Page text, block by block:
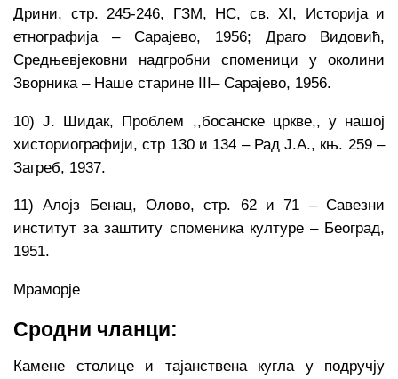
Дрини, стр. 245-246, ГЗМ, НС, св. ХI, Историја и
етнографија – Сарајево, 1956; Драго Видовић,
Средњевјековни надгробни споменици у околини
Зворника – Наше старине III– Сарајево, 1956.
10) Ј. Шидак, Проблем ,,босанске цркве,, у нашој
хисториографији, стр 130 и 134 – Рад Ј.А., књ. 259 –
Загреб, 1937.
11) Алојз Бенац, Олово, стр. 62 и 71 – Савезни
институт за заштиту споменика културе – Београд,
1951.
Мраморје
Сродни чланци:
Камене столице и тајанствена кугла у подручју